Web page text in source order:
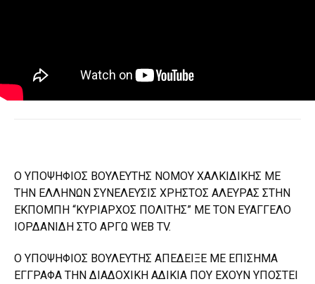
Ο ΥΠΟΨΗΦΙΟΣ ΒΟΥΛΕΥΤΗΣ ΝΟΜΟΥ ΧΑΛΚΙΔΙΚΗΣ ΜΕ
ΤΗΝ ΕΛΛΗΝΩΝ ΣΥΝΕΛΕΥΣΙΣ ΧΡΗΣΤΟΣ ΑΛΕΥΡΑΣ ΣΤΗΝ
ΕΚΠΟΜΠΗ “ΚΥΡΙΑΡΧΟΣ ΠΟΛΙΤΗΣ” ΜΕ ΤΟΝ ΕΥΑΓΓΕΛΟ
ΙΟΡΔΑΝΙΔΗ ΣΤΟ ΑΡΓΩ WEB TV.
Ο ΥΠΟΨΗΦΙΟΣ ΒΟΥΛΕΥΤΗΣ ΑΠΕΔΕΙΞΕ ΜΕ ΕΠΙΣΗΜΑ
ΕΓΓΡΑΦΑ ΤΗΝ ΔΙΑΔΟΧΙΚΗ ΑΔΙΚΙΑ ΠΟΥ ΕΧΟΥΝ ΥΠΟΣΤΕΙ